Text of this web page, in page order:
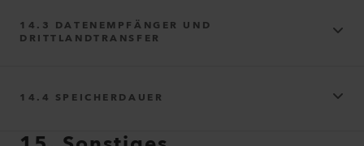
Geräte‑ und Garantiedaten
Gerätespezifikationen.
Serviceleistungen und Reparaturen.
14.3 DATENEMPFÄNGER UND
DRITTLANDTRANSFER
14.4 SPEICHERDAUER